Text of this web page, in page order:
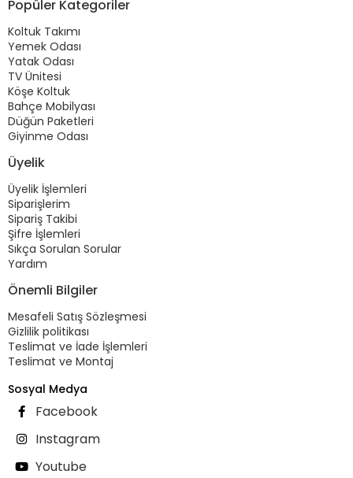
Popüler Kategoriler
Koltuk Takımı
Yemek Odası
Yatak Odası
TV Ünitesi
Köşe Koltuk
Bahçe Mobilyası
Düğün Paketleri
Giyinme Odası
Üyelik
Üyelik İşlemleri
Siparişlerim
Sipariş Takibi
Şifre İşlemleri
Sıkça Sorulan Sorular
Yardım
Önemli Bilgiler
Mesafeli Satış Sözleşmesi
Gizlilik politikası
Teslimat ve İade İşlemleri
Teslimat ve Montaj
Sosyal Medya
Facebook
Instagram
Youtube